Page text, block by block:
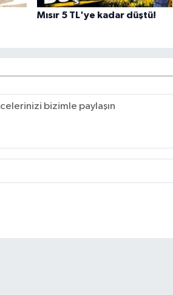
Mısır 5 TL'ye kadar düştü!